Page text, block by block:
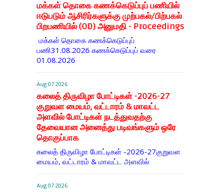
மக்கள் தொகை கணக்கெடுப்புப் பணியில்
ஈடுபடும் ஆசிரிர்களுக்கு முற்பகல்/பிற்பகல்
பிறபணியில் (OD) அனுமதி - Proceedings
மக்கள் தொகை கணக்கெடுப்புப்
பணி31.08.2026 கணக்கெடுப்புப் வரை
01.08.2026
Aug 07 2026
கலைத் திருவிழா போட்டிகள் -2026-27
குறுவள மையம், வட்டாரம் & மாவட்ட
அளவில் போட்டிகள் நடத்துவதற்கு
தேவையான அனைத்து படிவங்களும் ஒரே
தொகுப்பாக
கலைத் திருவிழா போட்டிகள் -2026-27குறுவள
மையம், வட்டாரம் & மாவட்ட அளவில்
Aug 07 2026